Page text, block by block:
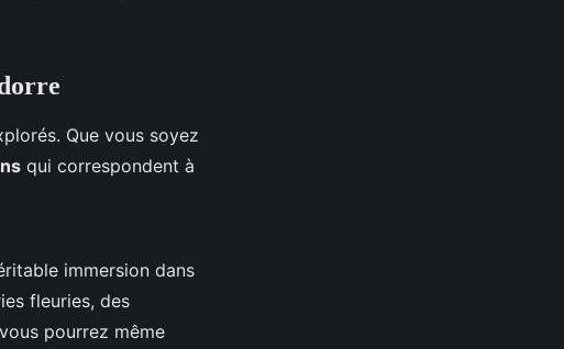
Que vous soyez
qui correspondent à
immersion dans
fleuries, des
pourrez même